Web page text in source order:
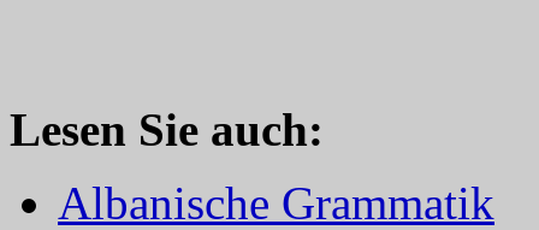
Lesen Sie auch:
Albanische Grammatik